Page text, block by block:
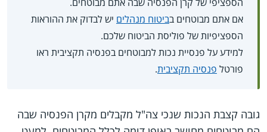
אם אתם מבוטחים בביטוח מנהלים יש לבדוק את ההוראות
הספציפיות של פוליסת הביטוח שלכם.
למידע על פנסיית נכות למבוטחים בפנסיה תקציבית ראו
פורטל פנסיה תקציבית.
גובה קצבת הנכות שנכי צה"ל מקבלים מקרן הפנסיה שבה